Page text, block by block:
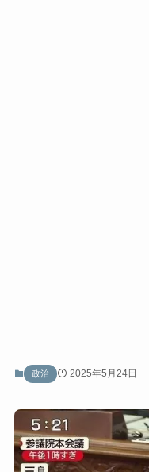
政治 2025年5月24日